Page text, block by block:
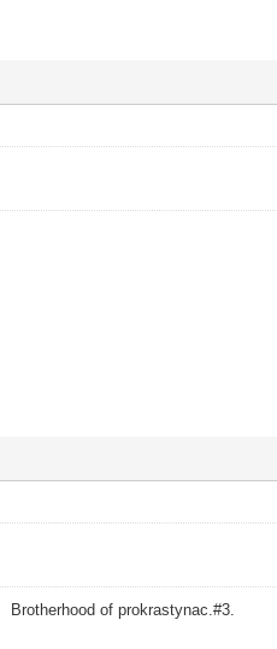
Brotherhood of prokrastynac.#3.